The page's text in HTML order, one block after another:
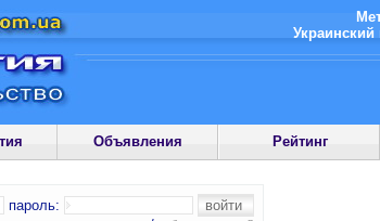
Объявления Рейтинг
пароль: